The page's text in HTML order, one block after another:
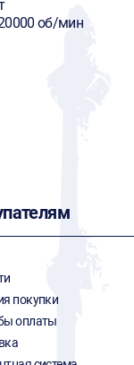
об/мин
покупки
оплаты